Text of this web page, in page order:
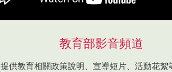
教育部影音頻道
提供教育相關政策說明、宣導短片、活動花絮